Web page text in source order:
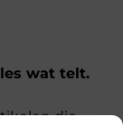
wat telt.
die